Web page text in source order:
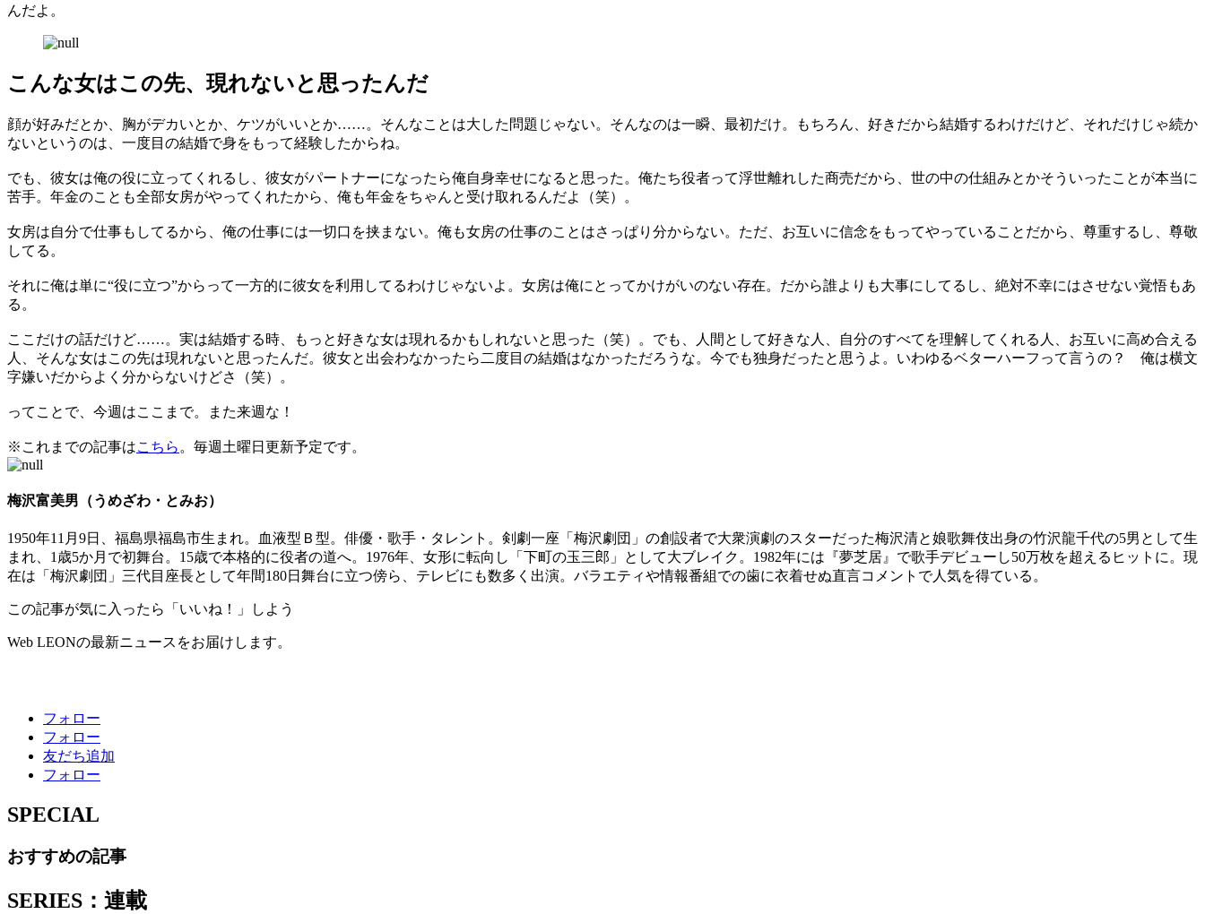
んだよ。
こんな女はこの先、現れないと思ったんだ
顔が好みだとか、胸がデカいとか、ケツがいいとか……。そんなことは大した問題じゃない。そんなのは一瞬、最初だけ。もちろん、好きだから結婚するわけだけど、それだけじゃ続か
ないというのは、一度目の結婚で身をもって経験したからね。
でも、彼女は俺の役に立ってくれるし、彼女がパートナーになったら俺自身幸せになると思った。俺たち役者って浮世離れした商売だから、世の中の仕組みとかそういったことが本当に
苦手。年金のことも全部女房がやってくれたから、俺も年金をちゃんと受け取れるんだよ（笑）。
女房は自分で仕事もしてるから、俺の仕事には一切口を挟まない。俺も女房の仕事のことはさっぱり分からない。ただ、お互いに信念をもってやっていることだから、尊重するし、尊敬
してる。
それに俺は単に“役に立つ”からって一方的に彼女を利用してるわけじゃないよ。女房は俺にとってかけがいのない存在。だから誰よりも大事にしてるし、絶対不幸にはさせない覚悟もあ
る。
ここだけの話だけど……。実は結婚する時、もっと好きな女は現れるかもしれないと思った（笑）。でも、人間として好きな人、自分のすべてを理解してくれる人、お互いに高め合える
人、そんな女はこの先は現れないと思ったんだ。彼女と出会わなかったら二度目の結婚はなかっただろうな。今でも独身だったと思うよ。いわゆるベターハーフって言うの？ 俺は横文
字嫌いだからよく分からないけどさ（笑）。
ってことで、今週はここまで。また来週な！
※これまでの記事はこちら 。毎週土曜日更新予定です。
梅沢富美男（うめざわ・とみお）
1950年11月9日、福島県福島市生まれ。血液型Ｂ型。俳優・歌手・タレント。剣劇一座「梅沢劇団」の創設者で大衆演劇のスターだった梅沢清と娘歌舞伎出身の竹沢龍千代の5男として生
まれ、1歳5か月で初舞台。15歳で本格的に役者の道へ。1976年、女形に転向し「下町の玉三郎」として大ブレイク。1982年には『夢芝居』で歌手デビューし50万枚を超えるヒットに。現
在は「梅沢劇団」三代目座長として年間180日舞台に立つ傍ら、テレビにも数多く出演。バラエティや情報番組での歯に衣着せぬ直言コメントで人気を得ている。
この記事が気に入ったら「いいね！」しよう
Web LEONの最新ニュースをお届けします。
フォロー
フォロー
友だち追加
フォロー
SPECIAL
おすすめの記事
SERIES：連載